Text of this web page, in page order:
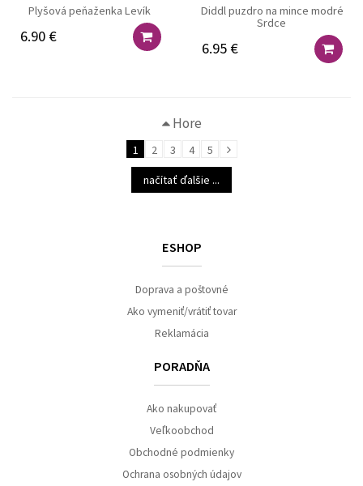
Plyšová peňaženka Levík
6.90 €
Diddl puzdro na mince modré
Srdce
6.95 €
Hore
1 2 3 4 5
načítať ďalšie ...
ESHOP
Doprava a poštovné
Ako vymeniť/vrátiť tovar
Reklamácia
PORADŇA
Ako nakupovať
Veľkoobchod
Obchodné podmienky
Ochrana osobných údajov